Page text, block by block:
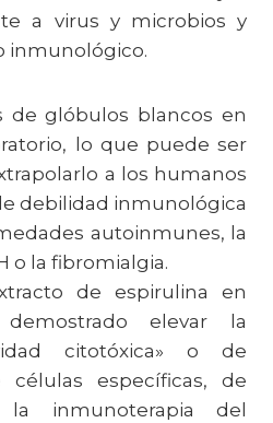
a virus y microbios y
inmunológico.
de glóbulos blancos en
lo que puede ser
a los humanos
debilidad inmunológica
autoinmunes, la
o la fibromialgia.
de espirulina en
elevar la
citotóxica» o de
células específicas, de
inmunoterapia del